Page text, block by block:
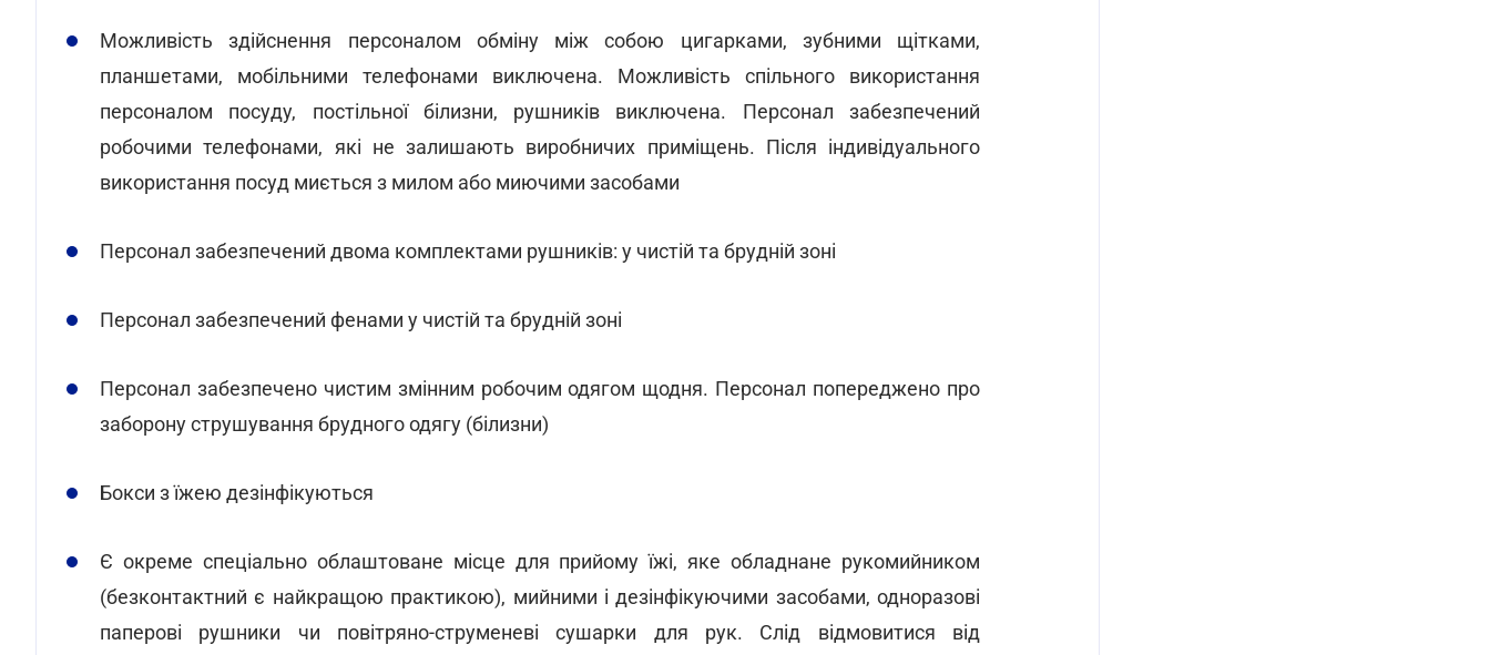
Можливість здійснення персоналом обміну між собою цигарками, зубними щітками,
планшетами, мобільними телефонами виключена. Можливість спільного використання
персоналом посуду, постільної білизни, рушників виключена. Персонал забезпечений
робочими телефонами, які не залишають виробничих приміщень. Після індивідуального
використання посуд миється з милом або миючими засобами
Персонал забезпечений двома комплектами рушників: у чистій та брудній зоні
Персонал забезпечений фенами у чистій та брудній зоні
Персонал забезпечено чистим змінним робочим одягом щодня. Персонал попереджено про
заборону струшування брудного одягу (білизни)
Бокси з їжею дезінфікуються
Є окреме спеціально облаштоване місце для прийому їжі, яке обладнане рукомийником
(безконтактний є найкращою практикою), мийними і дезінфікуючими засобами, одноразові
паперові рушники чи повітряно-струменеві сушарки для рук. Слід відмовитися від